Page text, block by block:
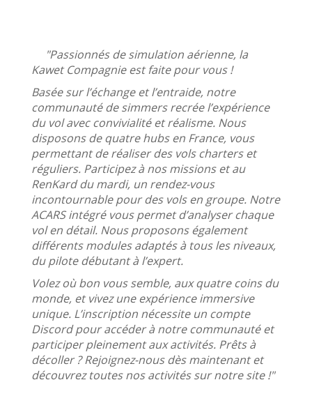
"Passionnés de simulation aérienne, la
Kawet Compagnie est faite pour vous !
Basée sur l’échange et l’entraide, notre
communauté de simmers recrée l’expérience
du vol avec convivialité et réalisme. Nous
disposons de quatre hubs en France, vous
permettant de réaliser des vols charters et
réguliers. Participez à nos missions et au
RenKard du mardi, un rendez-vous
incontournable pour des vols en groupe. Notre
ACARS intégré vous permet d’analyser chaque
vol en détail. Nous proposons également
différents modules adaptés à tous les niveaux,
du pilote débutant à l’expert.
Volez où bon vous semble, aux quatre coins du
monde, et vivez une expérience immersive
unique. L’inscription nécessite un compte
Discord pour accéder à notre communauté et
participer pleinement aux activités. Prêts à
décoller ? Rejoignez-nous dès maintenant et
découvrez toutes nos activités sur notre site !"